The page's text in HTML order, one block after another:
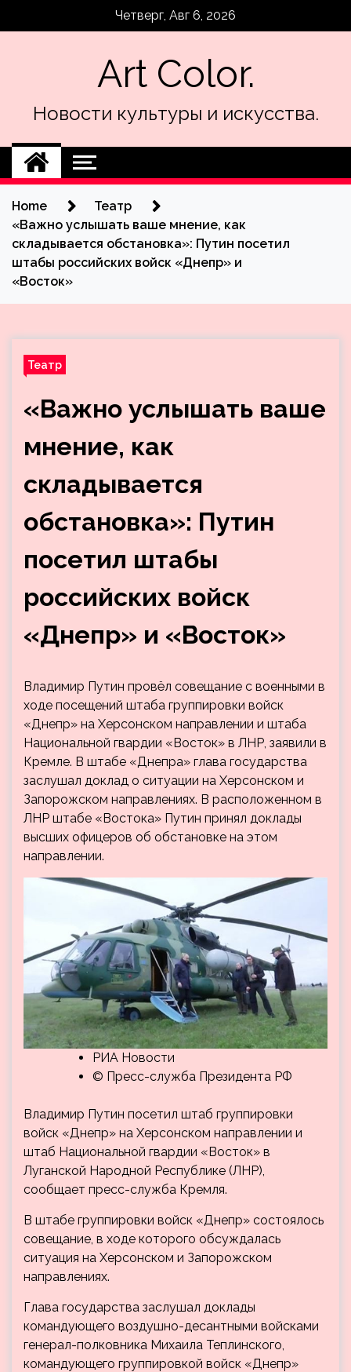
Четверг, Авг 6, 2026
Art Color.
Новости культуры и искусства.
Home
Театр
«Важно услышать ваше мнение, как
складывается обстановка»: Путин посетил
штабы российских войск «Днепр» и
«Восток»
Театр
«Важно услышать ваше
мнение, как
складывается
обстановка»: Путин
посетил штабы
российских войск
«Днепр» и «Восток»
Владимир Путин провёл совещание с военными в
ходе посещений штаба группировки войск
«Днепр» на Херсонском направлении и штаба
Национальной гвардии «Восток» в ЛНР, заявили в
Кремле. В штабе «Днепра» глава государства
заслушал доклад о ситуации на Херсонском и
Запорожском направлениях. В расположенном в
ЛНР штабе «Востока» Путин принял доклады
высших офицеров об обстановке на этом
направлении.
РИА Новости
© Пресс-служба Президента РФ
Владимир Путин посетил штаб группировки
войск «Днепр» на Херсонском направлении и
штаб Национальной гвардии «Восток» в
Луганской Народной Республике (ЛНР),
сообщает пресс-служба Кремля.
В штабе группировки войск «Днепр» состоялось
совещание, в ходе которого обсуждалась
ситуация на Херсонском и Запорожском
направлениях.
Глава государства заслушал доклады
командующего воздушно-десантными войсками
генерал-полковника Михаила Теплинского,
командующего группировкой войск «Днепр»